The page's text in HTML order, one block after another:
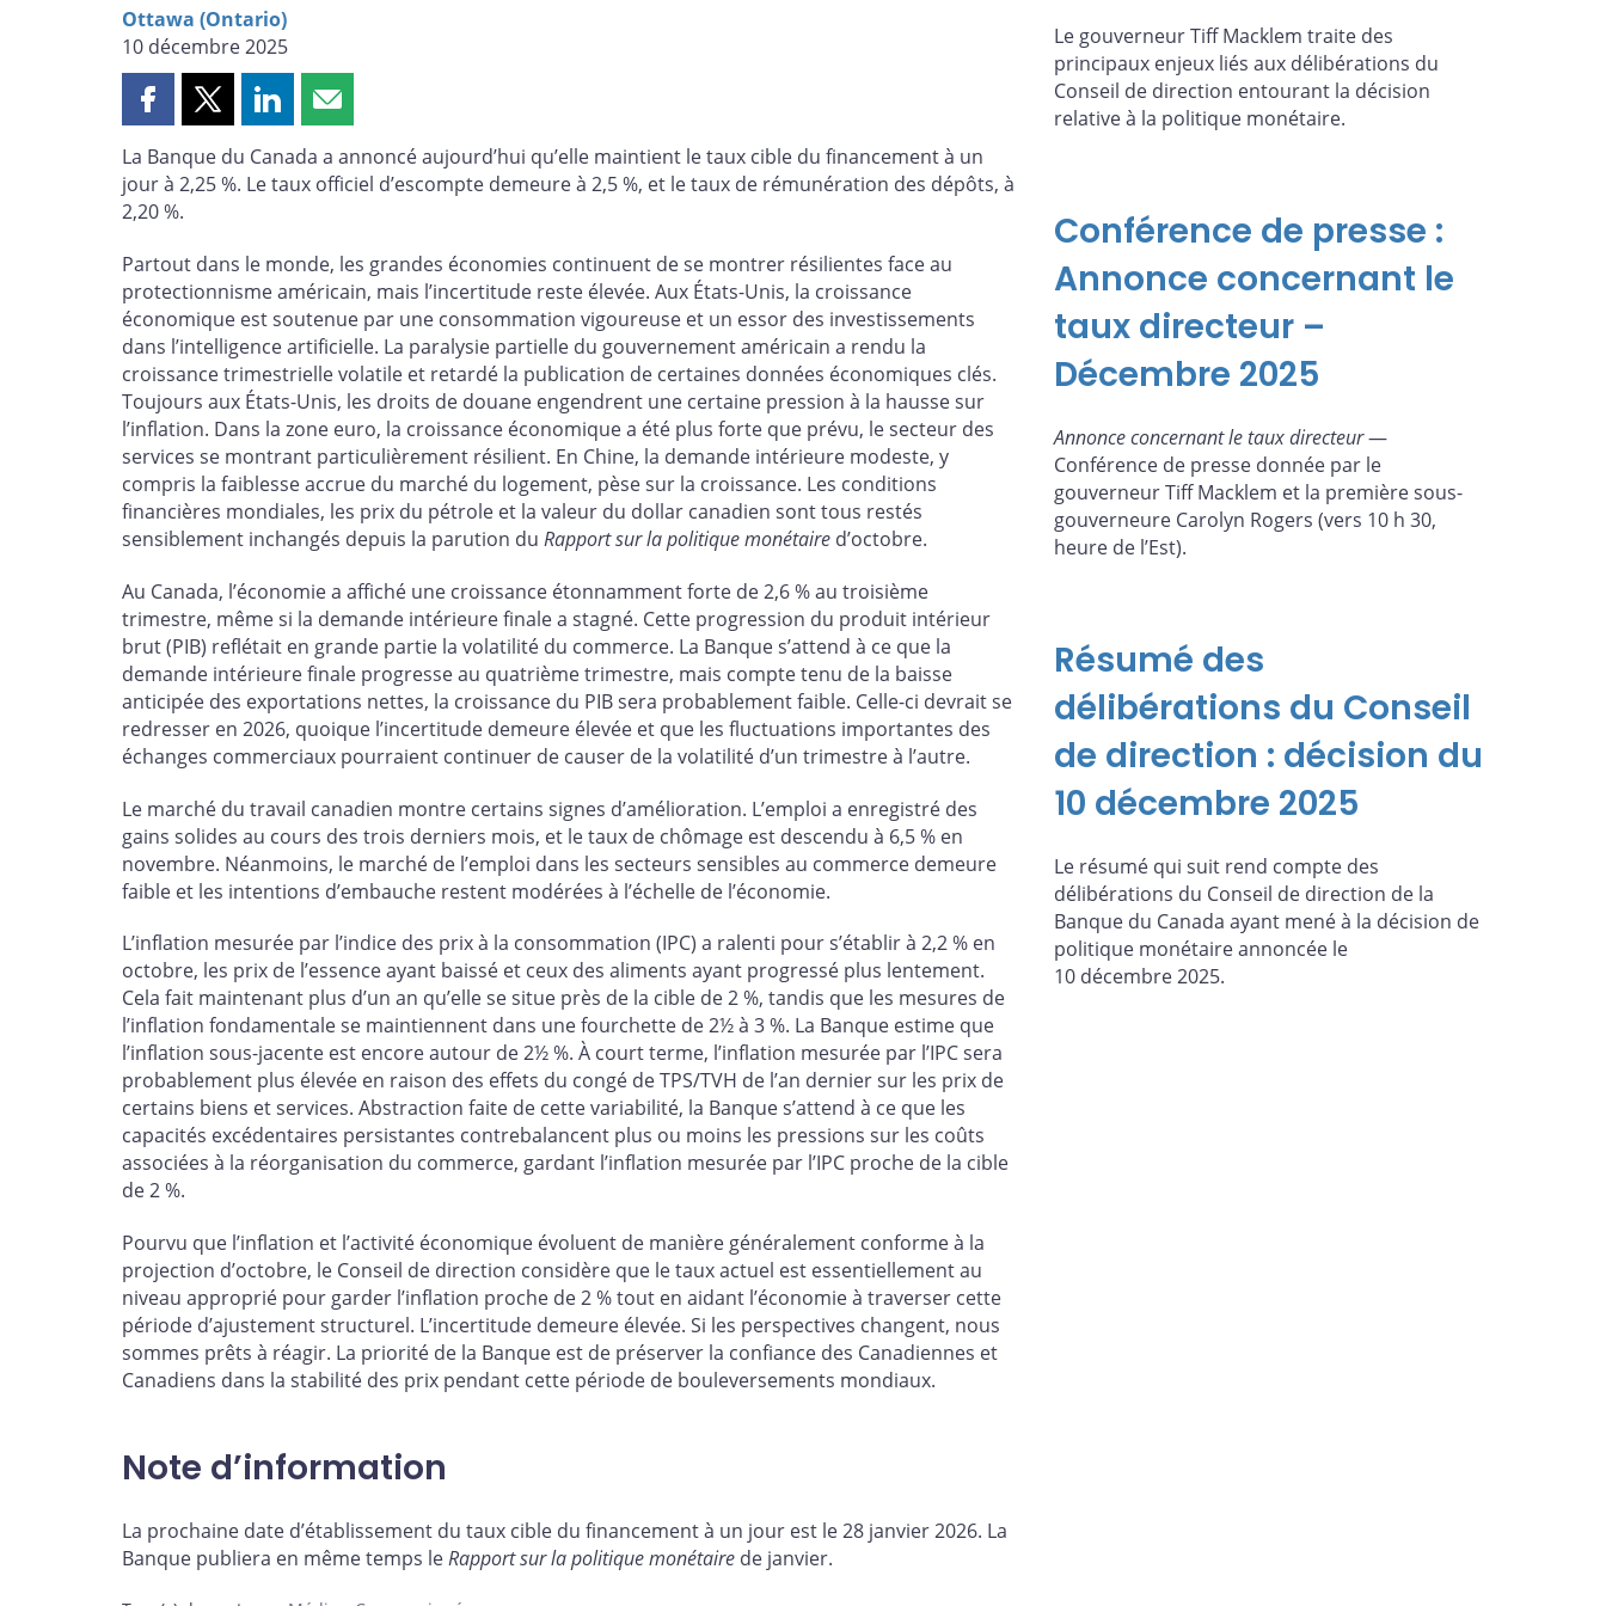
Ottawa (Ontario)
10 décembre 2025
Partager
page
sur
Facebook
Partager
page
sur
Partager
page
sur
Partager
page
par
La Banque du Canada a annoncé aujourd’hui qu’elle maintient le taux cible du financement à un
jour à 2,25 %. Le taux officiel d’escompte demeure à 2,5 %, et le taux de rémunération des dépôts, à
2,20 %.
Partout dans le monde, les grandes économies continuent de se montrer résilientes face au
protectionnisme américain, mais l’incertitude reste élevée. Aux États-Unis, la croissance
économique est soutenue par une consommation vigoureuse et un essor des investissements
dans l’intelligence artificielle. La paralysie partielle du gouvernement américain a rendu la
croissance trimestrielle volatile et retardé la publication de certaines données économiques clés.
Toujours aux États-Unis, les droits de douane engendrent une certaine pression à la hausse sur
l’inflation. Dans la zone euro, la croissance économique a été plus forte que prévu, le secteur des
services se montrant particulièrement résilient. En Chine, la demande intérieure modeste, y
compris la faiblesse accrue du marché du logement, pèse sur la croissance. Les conditions
financières mondiales, les prix du pétrole et la valeur du dollar canadien sont tous restés
sensiblement inchangés depuis la parution du Rapport sur la politique monétaire d’octobre.
Au Canada, l’économie a affiché une croissance étonnamment forte de 2,6 % au troisième
trimestre, même si la demande intérieure finale a stagné. Cette progression du produit intérieur
brut (PIB) reflétait en grande partie la volatilité du commerce. La Banque s’attend à ce que la
demande intérieure finale progresse au quatrième trimestre, mais compte tenu de la baisse
anticipée des exportations nettes, la croissance du PIB sera probablement faible. Celle-ci devrait se
redresser en 2026, quoique l’incertitude demeure élevée et que les fluctuations importantes des
échanges commerciaux pourraient continuer de causer de la volatilité d’un trimestre à l’autre.
Le marché du travail canadien montre certains signes d’amélioration. L’emploi a enregistré des
gains solides au cours des trois derniers mois, et le taux de chômage est descendu à 6,5 % en
novembre. Néanmoins, le marché de l’emploi dans les secteurs sensibles au commerce demeure
faible et les intentions d’embauche restent modérées à l’échelle de l’économie.
L’inflation mesurée par l’indice des prix à la consommation (IPC) a ralenti pour s’établir à 2,2 % en
octobre, les prix de l’essence ayant baissé et ceux des aliments ayant progressé plus lentement.
Cela fait maintenant plus d’un an qu’elle se situe près de la cible de 2 %, tandis que les mesures de
l’inflation fondamentale se maintiennent dans une fourchette de 2½ à 3 %. La Banque estime que
l’inflation sous-jacente est encore autour de 2½ %. À court terme, l’inflation mesurée par l’IPC sera
probablement plus élevée en raison des effets du congé de TPS/TVH de l’an dernier sur les prix de
certains biens et services. Abstraction faite de cette variabilité, la Banque s’attend à ce que les
capacités excédentaires persistantes contrebalancent plus ou moins les pressions sur les coûts
associées à la réorganisation du commerce, gardant l’inflation mesurée par l’IPC proche de la cible
de 2 %.
Pourvu que l’inflation et l’activité économique évoluent de manière généralement conforme à la
projection d’octobre, le Conseil de direction considère que le taux actuel est essentiellement au
niveau approprié pour garder l’inflation proche de 2 % tout en aidant l’économie à traverser cette
période d’ajustement structurel. L’incertitude demeure élevée. Si les perspectives changent, nous
sommes prêts à réagir. La priorité de la Banque est de préserver la confiance des Canadiennes et
Canadiens dans la stabilité des prix pendant cette période de bouleversements mondiaux.
Note d’information
La prochaine date d’établissement du taux cible du financement à un jour est le 28 janvier 2026. La
Banque publiera en même temps leRapport sur la politique monétaire de janvier.
Le gouverneur Tiff Macklem traite des
principaux enjeux liés aux délibérations du
Conseil de direction entourant la décision
relative à la politique monétaire.
Conférence de presse :
Annonce concernant le
taux directeur –
Décembre 2025
Annonce concernant le taux directeur—
Conférence de presse donnée par le
gouverneur Tiff Macklem et la première sous-
gouverneure Carolyn Rogers (vers 10 h 30,
heure de l’Est).
Résumé des
délibérations du Conseil
de direction : décision du
10 décembre 2025
Le résumé qui suit rend compte des
délibérations du Conseil de direction de la
Banque du Canada ayant mené à la décision de
politique monétaire annoncée le
10 décembre 2025.